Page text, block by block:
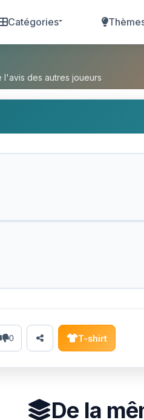
Catégories
?
l'avis des autres joueurs
0 T-shirt
De la